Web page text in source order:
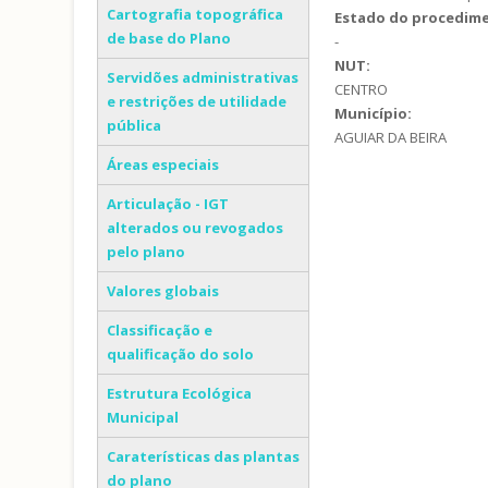
Cartografia topográfica
de base do Plano
Servidões administrativas
e restrições de utilidade
pública
Áreas especiais
Articulação - IGT
alterados ou revogados
pelo plano
Valores globais
Classificação e
qualificação do solo
Estrutura Ecológica
Municipal
Caraterísticas das plantas
do plano
Estado do
-
NUT:
CENTRO
Município:
AGUIAR DA BEIRA